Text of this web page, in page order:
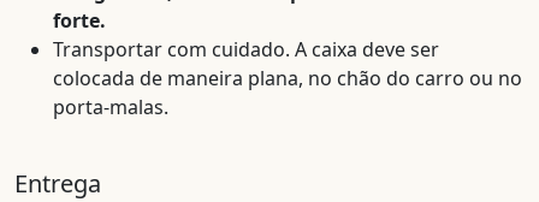
forte.
Transportar com cuidado. A caixa deve ser
colocada de maneira plana, no chão do carro ou no
porta-malas.
Entrega